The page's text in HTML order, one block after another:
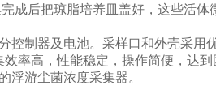
后把琼脂培养皿盖好，这些活体
制器及电池。采样口和外壳采用
率高，性能稳定，操作简便，达到
浮游尘菌浓度采集器。